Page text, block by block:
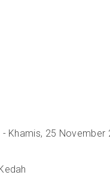
- Khamis, 25 November